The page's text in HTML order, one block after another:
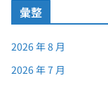
彙整
2026 年 8 月
2026 年 7 月